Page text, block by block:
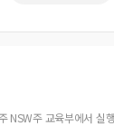
NSW주 교육부에서 실